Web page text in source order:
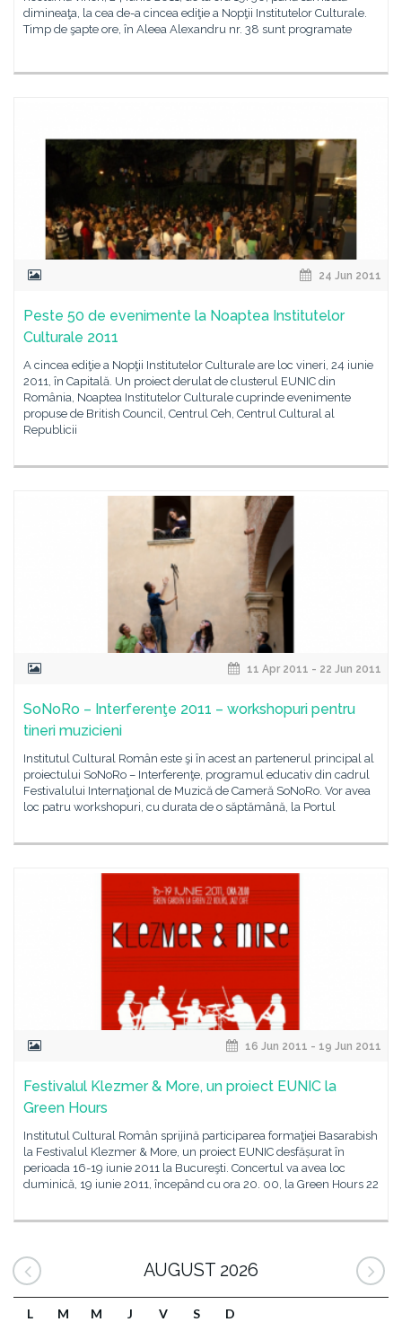
dimineaţa, la cea de-a cincea ediţie a Nopţii Institutelor Culturale.
Timp de şapte ore, în Aleea Alexandru nr. 38 sunt programate
24 Jun 2011
Peste 50 de evenimente la Noaptea Institutelor
Culturale 2011
A cincea ediţie a Nopţii Institutelor Culturale are loc vineri, 24 iunie
2011, în Capitală. Un proiect derulat de clusterul EUNIC din
România, Noaptea Institutelor Culturale cuprinde evenimente
propuse de British Council, Centrul Ceh, Centrul Cultural al
Republicii
11 Apr 2011 - 22 Jun 2011
SoNoRo – Interferenţe 2011 – workshopuri pentru
tineri muzicieni
Institutul Cultural Român este şi în acest an partenerul principal al
proiectului SoNoRo – Interferenţe, programul educativ din cadrul
Festivalului Internaţional de Muzică de Cameră SoNoRo. Vor avea
loc patru workshopuri, cu durata de o săptămână, la Portul
16 Jun 2011 - 19 Jun 2011
Festivalul Klezmer & More, un proiect EUNIC la
Green Hours
Institutul Cultural Român sprijină participarea formaţiei Basarabish
la Festivalul Klezmer & More, un proiect EUNIC desfășurat în
perioada 16-19 iunie 2011 la Bucureşti. Concertul va avea loc
duminică, 19 iunie 2011, începând cu ora 20. 00, la Green Hours 22
AUGUST 2026
L M M J V S D